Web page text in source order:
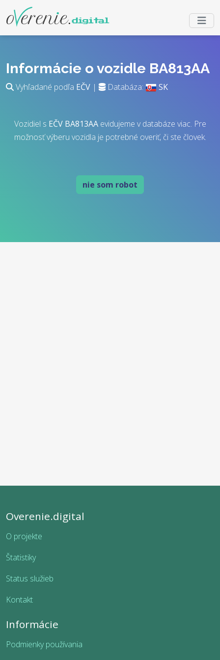
Informácie o vozidle BA813AA
Vyhľadané podľa EČV | Databáza: SK
Vozidiel s EČV BA813AAevidujeme v databáze viac. Pre
možnosť výberu vozidla je potrebné overiť, či ste človek.
nie som robot
Overenie.digital
O projekte
Štatistiky
Status služieb
Kontakt
Informácie
Podmienky používania